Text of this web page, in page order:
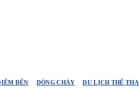
ĐẾN DÒNG CHẢY DU LỊCH THỂ